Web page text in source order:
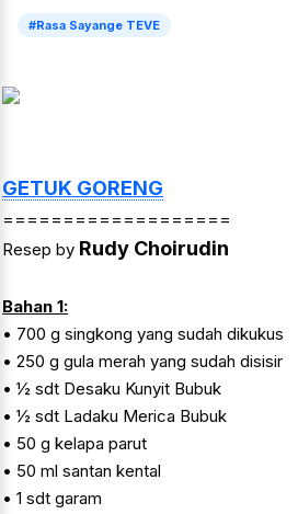
#Rasa Sayange TEVE
GETUK GORENG
===================
Resep by Rudy Choirudin
Bahan 1:
• 700 g singkong yang sudah dikukus
• 250 g gula merah yang sudah disisir
• ½ sdt Desaku Kunyit Bubuk
• ½ sdt Ladaku Merica Bubuk
• 50 g kelapa parut
• 50 ml santan kental
• 1 sdt garam